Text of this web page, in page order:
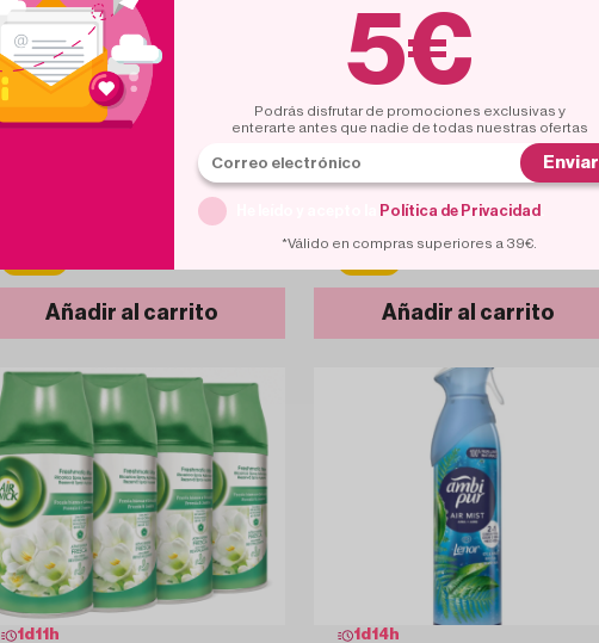
Chupa Chups Ambientador Mikado
Añadir al carrito
AIRWICK
Air Wick Freshmatic Max Recambio
Añadir al carrito
1 d 11 h
1 d 14 h
5€
Podrás disfrutar de promociones exclusivas y
enterarte antes que nadie de todas nuestras ofertas
Enviar
Política de Privacidad
*Válido en compras superiores a 39€.